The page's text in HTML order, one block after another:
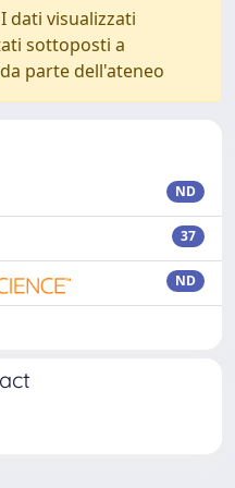
dati visualizzati
sottoposti a
parte dell'ateneo
ND
37
ND